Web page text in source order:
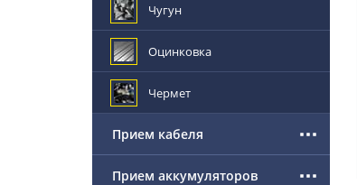
Чугун
Оцинковка
Чермет
Прием кабеля
Прием аккумуляторов